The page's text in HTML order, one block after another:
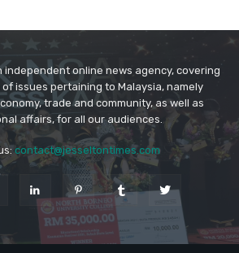
independent online news agency, covering
issues pertaining to Malaysia, namely
trade and community, as well as
affairs, for all our audiences.
contact@jesseltontimes.com